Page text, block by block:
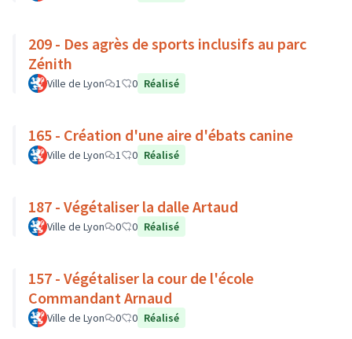
209 - Des agrès de sports inclusifs au parc
Zénith
Ville de Lyon 1 0 Réalisé
165 - Création d'une aire d'ébats canine
Ville de Lyon 1 0 Réalisé
187 - Végétaliser la dalle Artaud
Ville de Lyon 0 0 Réalisé
157 - Végétaliser la cour de l'école
Commandant Arnaud
Ville de Lyon 0 0 Réalisé